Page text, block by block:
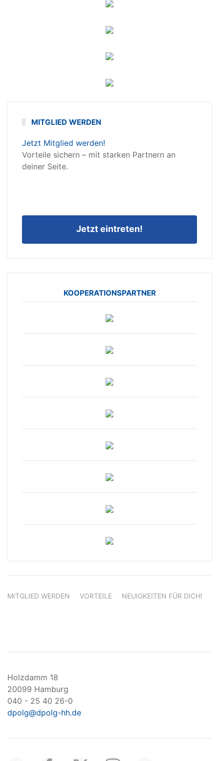
MITGLIED WERDEN
Jetzt Mitglied werden!
Vorteile sichern – mit starken Partnern an
deiner Seite.
Jetzt eintreten!
KOOPERATIONSPARTNER
MITGLIED WERDEN VORTEILE NEUIGKEITEN FÜR DICH!
Holzdamm 18
20099 Hamburg
040 - 25 40 26-0
dpolg@dpolg-hh.de